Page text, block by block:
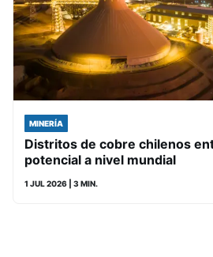
MINERÍA
Distritos de cobre chilenos
potencial a nivel mundial
1 JUL 2026 | 3 MIN.